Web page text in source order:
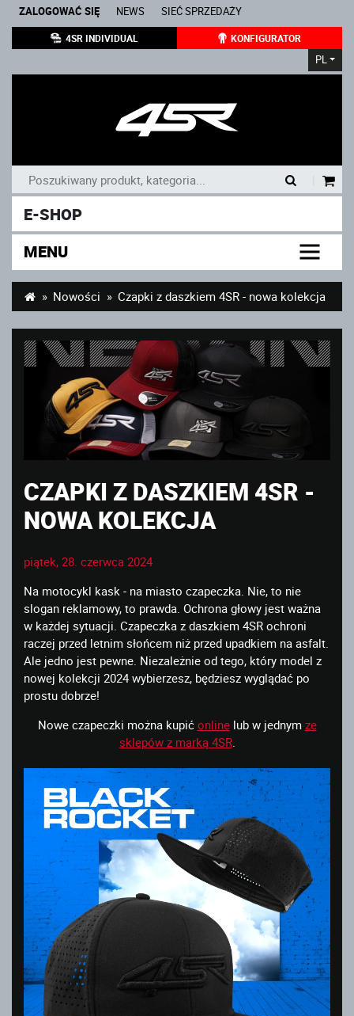
ZALOGOWAĆ SIĘ NEWS SIEĆ SPRZEDAŻY
4SR INDIVIDUAL KONFIGURATOR
PL
E-SHOP
MENU
Nowości Czapki z daszkiem 4SR - nowa kolekcja
CZAPKI Z DASZKIEM 4SR -
NOWA KOLEKCJA
piątek, 28. czerwca 2024
Na motocykl kask - na miasto czapeczka. Nie, to nie
slogan reklamowy, to prawda. Ochrona głowy jest ważna
w każdej sytuacji. Czapeczka z daszkiem 4SR ochroni
raczej przed letnim słońcem niż przed upadkiem na asfalt.
Ale jedno jest pewne. Niezależnie od tego, który model z
nowej kolekcji 2024 wybierzesz, będziesz wyglądać po
prostu dobrze!
Nowe czapeczki można kupić onlinelub w jednym ze
sklepów z marką 4SR.